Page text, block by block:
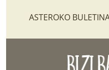
ASTEROKO